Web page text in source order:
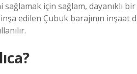
için sağlam, dayanıklı
edilen Çubuk barajının